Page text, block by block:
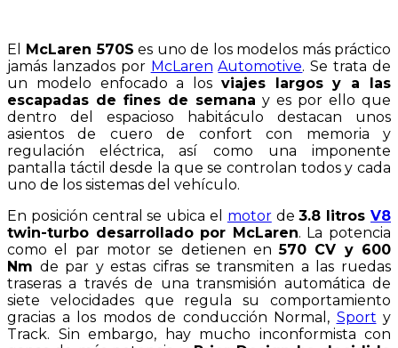
El McLaren 570S es uno de los modelos más práctico
jamás lanzados por McLaren Automotive. Se trata de
un modelo enfocado a los viajes largos y a las
escapadas de fines de semanay es por ello que
dentro del espacioso habitáculo destacan unos
asientos de cuero de confort con memoria y
regulación eléctrica, así como una imponente
pantalla táctil desde la que se controlan todos y cada
uno de los sistemas del vehículo.
En posición central se ubica el motorde3.8 litrosV8
twin-turbo desarrollado por McLaren. La potencia
como el par motor se detienen en570 CV y 600
Nm de par y estas cifras se transmiten a las ruedas
traseras a través de una transmisión automática de
siete velocidades que regula su comportamiento
gracias a los modos de conducción Normal, Sport y
Track. Sin embargo, hay mucho inconformista con